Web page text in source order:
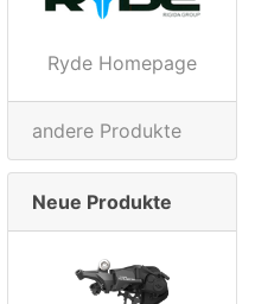
Ryde Homepage
andere Produkte
Neue Produkte